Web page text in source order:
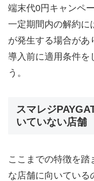
端末代0円キャンペ
一定期間内の解約に
が発生する場合があ
導入前に適用条件を
う。
スマレジ
いていない店舗
ここまでの特徴を踏
な店舗に向いている